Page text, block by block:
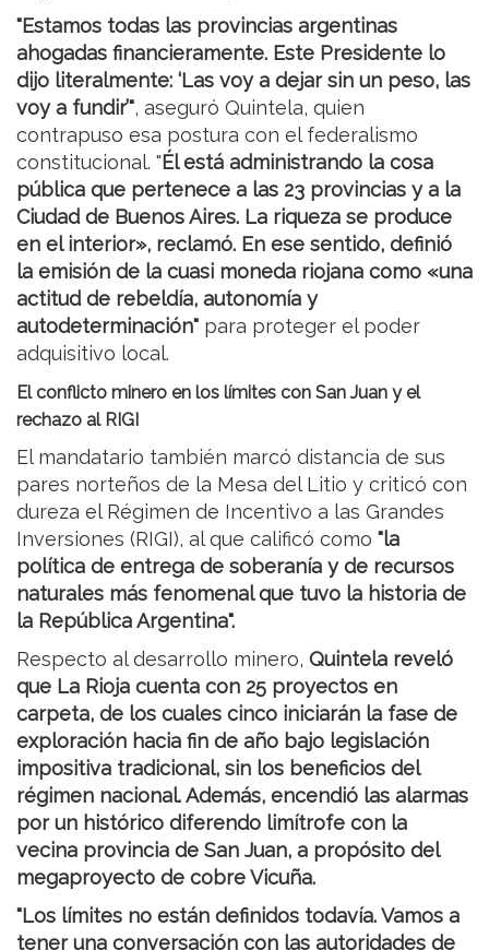
"Estamos todas las provincias argentinas
ahogadas financieramente. Este Presidente lo
dijo literalmente: ‘Las voy a dejar sin un peso, las
voy a fundir’", aseguró Quintela, quien
contrapuso esa postura con el federalismo
constitucional. "Él está administrando la cosa
pública que pertenece a las 23 provincias y a la
Ciudad de Buenos Aires. La riqueza se produce
en el interior», reclamó. En ese sentido, definió
la emisión de la cuasi moneda riojana como «una
actitud de rebeldía, autonomía y
autodeterminación" para proteger el poder
adquisitivo local.
El conflicto minero en los límites con San Juan y el
rechazo al RIGI
El mandatario también marcó distancia de sus
pares norteños de la Mesa del Litio y criticó con
dureza el Régimen de Incentivo a las Grandes
Inversiones (RIGI), al que calificó como "la
política de entrega de soberanía y de recursos
naturales más fenomenal que tuvo la historia de
la República Argentina".
Respecto al desarrollo minero, Quintela reveló
que La Rioja cuenta con 25 proyectos en
carpeta, de los cuales cinco iniciarán la fase de
exploración hacia fin de año bajo legislación
impositiva tradicional, sin los beneficios del
régimen nacional. Además, encendió las alarmas
por un histórico diferendo limítrofe con la
vecina provincia de San Juan, a propósito del
megaproyecto de cobre Vicuña.
"Los límites no están definidos todavía. Vamos a
tener una conversación con las autoridades de